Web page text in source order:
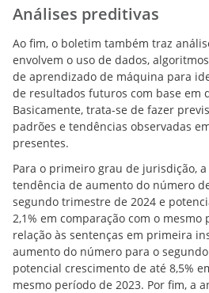
Análises preditivas
Ao fim, o boletim também traz
envolvem o uso de dados,
de aprendizado de máquina para
de resultados futuros com base em
Basicamente, trata-se de fazer
padrões e tendências observadas
presentes.
Para o primeiro grau de jurisdição,
tendência de aumento do número
segundo trimestre de 2024 e
2,1% em comparação com o mesmo
relação às sentenças em primeira
aumento do número para o
potencial crescimento de até 8,5%
mesmo período de 2023. Por fim, a